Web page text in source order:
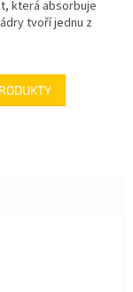
která absorbuje
tvoří jednu z